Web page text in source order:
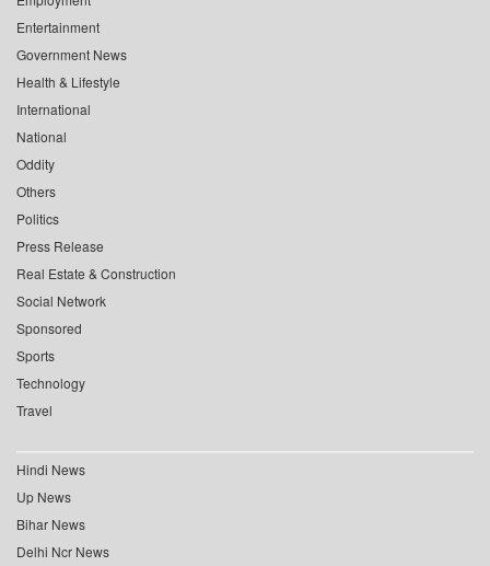
Entertainment
Government News
Health & Lifestyle
International
National
Oddity
Others
Politics
Press Release
Real Estate & Construction
Social Network
Sponsored
Sports
Technology
Travel
Hindi News
Up News
Bihar News
Delhi Ncr News